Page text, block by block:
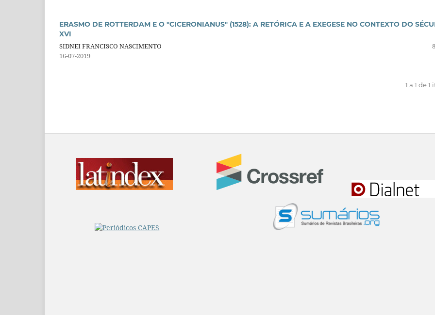
ERASMO DE ROTTERDAM E O "CICERONIANUS" (1528): A RETÓRICA E A EXEGESE NO CONTEXTO DO
XVI
SIDNEI FRANCISCO NASCIMENTO
16-07-2019
1 a 1 de 1